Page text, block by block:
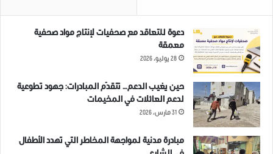
دعوة للتعاقد مع صحفيات لإنتاج مواد صحفية
معمقة
28 يوليو، 2026
حين يغيب الدعم… تتقدّم المبادرات: جهود تطوعية
لدعم العائلات في المخيمات
31 مارس، 2026
مبادرة مدنية لمواجهة المخاطر التي تهدد الأطفال